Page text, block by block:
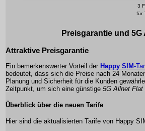
3
für
Preisgarantie und 5G
Attraktive Preisgarantie
Ein bemerkenswerter Vorteil der Happy SIM-
bedeutet, dass sich die Preise nach 24
Planung und Sicherheit für die Kunden
Zeitpunkt, um sich eine günstige 5G Allnet Flat
Überblick über die neuen Tarife
Hier sind die aktualisierten Tarife von Happy